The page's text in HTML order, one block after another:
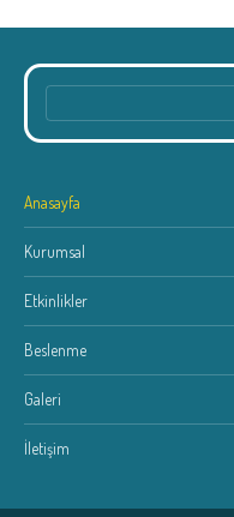
Anasayfa
Kurumsal
Etkinlikler
Beslenme
Galeri
İletişim